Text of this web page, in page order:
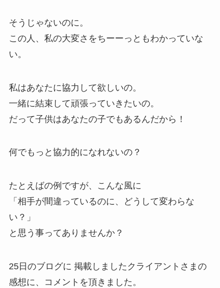
そうじゃないのに。
この人、私の大変さをちーーっともわかっていな
い。
私はあなたに協力して欲しいの。
一緒に結束して頑張っていきたいの。
だって子供はあなたの子でもあるんだから！
何でもっと協力的になれないの？
たとえばの例ですが、こんな風に
「相手が間違っているのに、どうして変わらな
い？」
と思う事ってありませんか？
25日のブログに 掲載しましたクライアントさまの
感想に、コメントを頂きました。